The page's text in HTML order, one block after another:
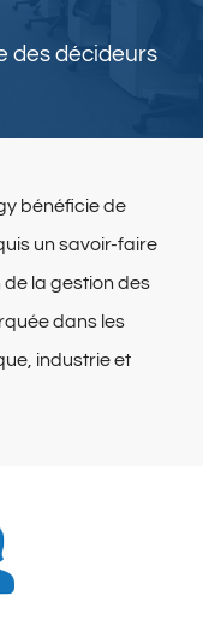
des décideurs
bénéficie de
un savoir-faire
la gestion des
dans les
industrie et